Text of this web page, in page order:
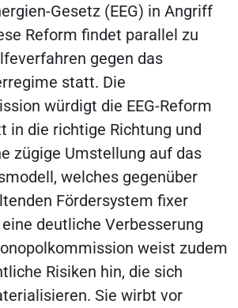
Gesetz (EEG) in Angriff
Reform findet parallel zu
gegen das
statt. Die
würdigt die EEG-Reform
in die richtige Richtung und
zügige Umstellung auf das
welches gegenüber
Fördersystem fixer
deutliche Verbesserung
weist zudem
Risiken hin, die sich
Sie wirbt vor